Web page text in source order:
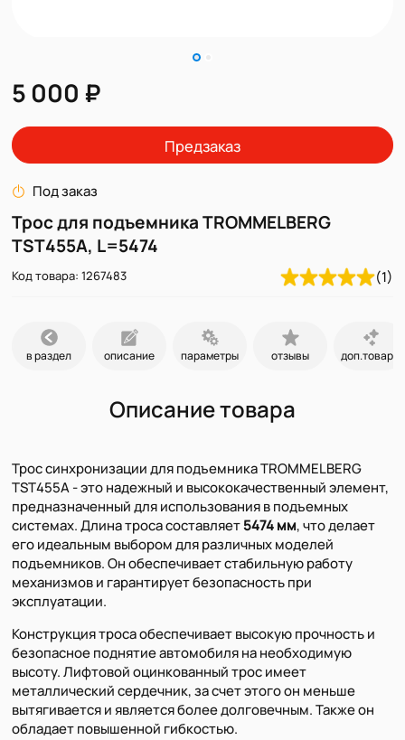
5 000 ₽
Предзаказ
Под заказ
Трос для подъемника TROMMELBERG
TST455А, L=5474
Код товара: 1267483 (1)
в раздел описание параметры отзывы доп.товары
Описание товара
Трос синхронизации для подъемника TROMMELBERG
TST455А - это надежный и высококачественный элемент,
предназначенный для использования в подъемных
системах. Длина троса составляет5474 мм, что делает
его идеальным выбором для различных моделей
подъемников. Он обеспечивает стабильную работу
механизмов и гарантирует безопасность при
эксплуатации.
Конструкция троса обеспечивает высокую прочность и
безопасное поднятие автомобиля на необходимую
высоту. Лифтовой оцинкованный трос имеет
металлический сердечник, за счет этого он меньше
вытягивается и является более долговечным. Также он
обладает повышенной гибкостью.